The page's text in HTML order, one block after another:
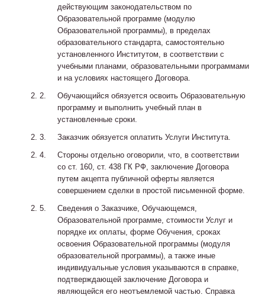
действующим законодательством по
Образовательной программе (модулю
Образовательной программы), в пределах
образовательного стандарта, самостоятельно
установленного Институтом, в соответствии с
учебными планами, образовательными программами
и на условиях настоящего Договора.
Обучающийся обязуется освоить Образовательную
программу и выполнить учебный план в
установленные сроки.
Заказчик обязуется оплатить Услуги Института.
Стороны отдельно оговорили, что, в соответствии
со ст. 160, ст. 438 ГК РФ, заключение Договора
путем акцепта публичной оферты является
совершением сделки в простой письменной форме.
Сведения о Заказчике, Обучающемся,
Образовательной программе, стоимости Услуг и
порядке их оплаты, форме Обучения, сроках
освоения Образовательной программы (модуля
образовательной программы), а также иные
индивидуальные условия указываются в справке,
подтверждающей заключение Договора и
являющейся его неотъемлемой частью. Справка